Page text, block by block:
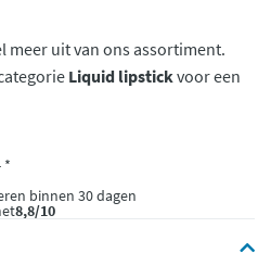
meer uit van ons assortiment.
Liquid lipstickvoor een
*
binnen 30 dagen
8,8/10